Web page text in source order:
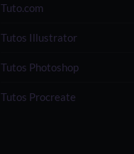
Tuto.com
Tutos Illustrator
Tutos Photoshop
Tutos Procreate